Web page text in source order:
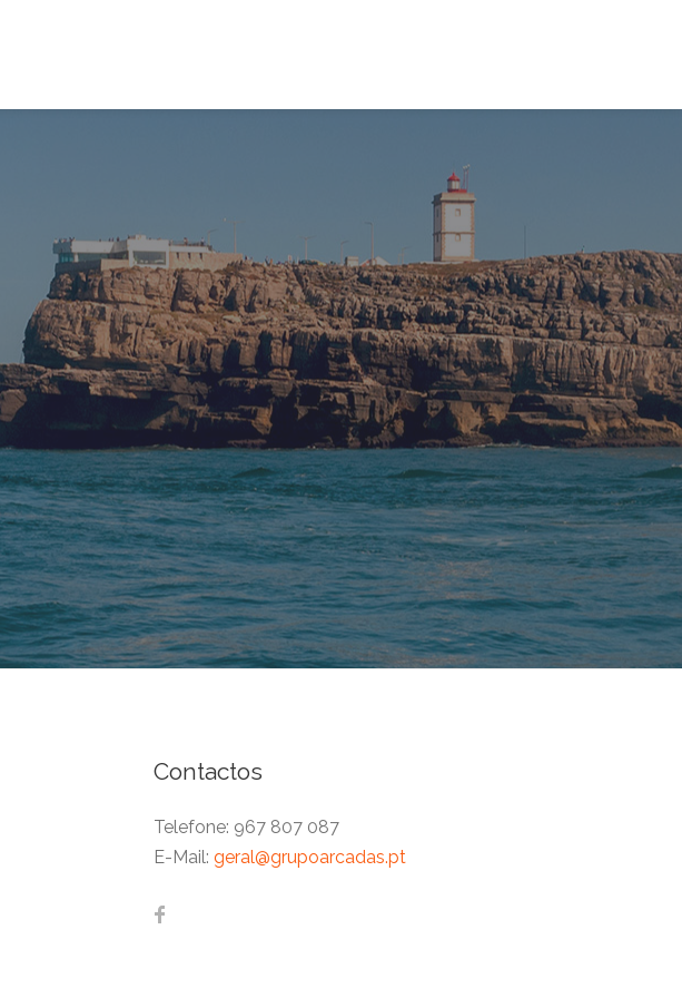
Contactos
Telefone: 967 807 087
E-Mail: geral@grupoarcadas.pt